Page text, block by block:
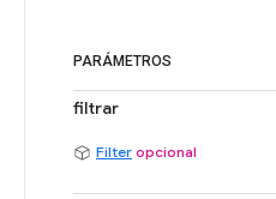
PARÁMETROS
filtrar
Filter opcional